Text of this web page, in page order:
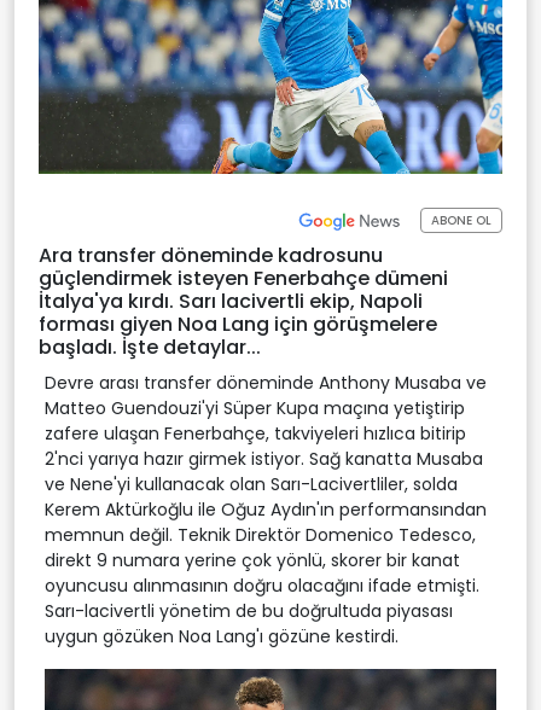
ABONE OL
Ara transfer döneminde kadrosunu
güçlendirmek isteyen Fenerbahçe dümeni
İtalya'ya kırdı. Sarı lacivertli ekip, Napoli
forması giyen Noa Lang için görüşmelere
başladı. İşte detaylar...
Devre arası transfer döneminde Anthony Musaba ve
Matteo Guendouzi'yi Süper Kupa maçına yetiştirip
zafere ulaşan Fenerbahçe, takviyeleri hızlıca bitirip
2'nci yarıya hazır girmek istiyor. Sağ kanatta Musaba
ve Nene'yi kullanacak olan Sarı-Lacivertliler, solda
Kerem Aktürkoğlu ile Oğuz Aydın'ın performansından
memnun değil. Teknik Direktör Domenico Tedesco,
direkt 9 numara yerine çok yönlü, skorer bir kanat
oyuncusu alınmasının doğru olacağını ifade etmişti.
Sarı-lacivertli yönetim de bu doğrultuda piyasası
uygun gözüken Noa Lang'ı gözüne kestirdi.